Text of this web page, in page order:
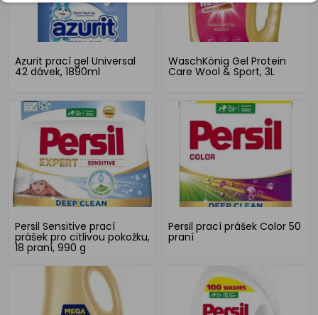
Azurit prací gel Universal
42 dávek, 1890ml
WaschKönig Gel Protein
Care Wool & Sport, 3L
Persil Sensitive prací
prášek pro citlivou pokožku,
18 praní, 990 g
Persil prací prášek Color 50
praní